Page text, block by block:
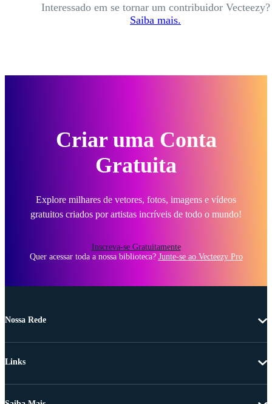
Interessado em se tornar um contribuidor Vecteezy?
Saiba mais.
Criar uma Conta
Gratuita
Explore milhares de vetores, fotos, imagens e vídeos
gratuitos criados por artistas incríveis de todo o mundo!
Inscreva-se Gratuitamente
Quer acessar toda a nossa biblioteca? Junte-se ao Vecteezy Pro
Nossa Rede
Links